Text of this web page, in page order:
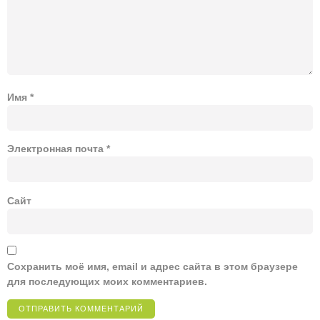
Имя *
Электронная почта *
Сайт
Сохранить моё имя, email и адрес сайта в этом браузере
для последующих моих комментариев.